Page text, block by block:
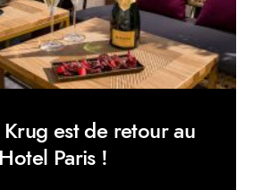
Krug est de retour au
Paris !